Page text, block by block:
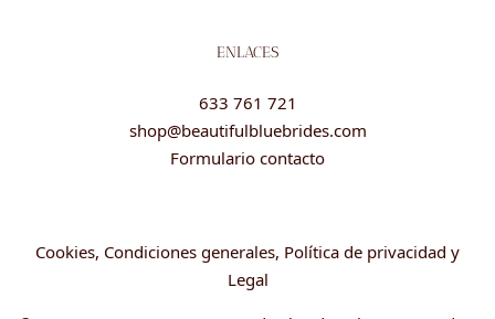
ENLACES
633 761 721
shop@beautifulbluebrides.com
Formulario contacto
Cookies, Condiciones generales, Política de privacidad y
Legal